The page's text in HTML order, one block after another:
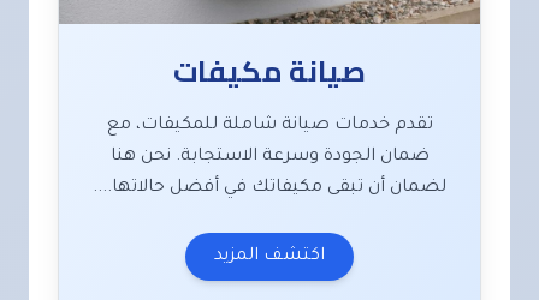
صيانة مكيفات
تقدم خدمات صيانة شاملة للمكيفات، مع
ضمان الجودة وسرعة الاستجابة. نحن هنا
لضمان أن تبقى مكيفاتك في أفضل حالاتها....
اكتشف المزيد